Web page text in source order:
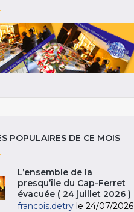
POPULAIRES DE CE MOIS
L’ensemble de la
presqu’île du Cap-Ferret
évacuée ( 24 juillet 2026 )
francois.detry le 24/07/2026